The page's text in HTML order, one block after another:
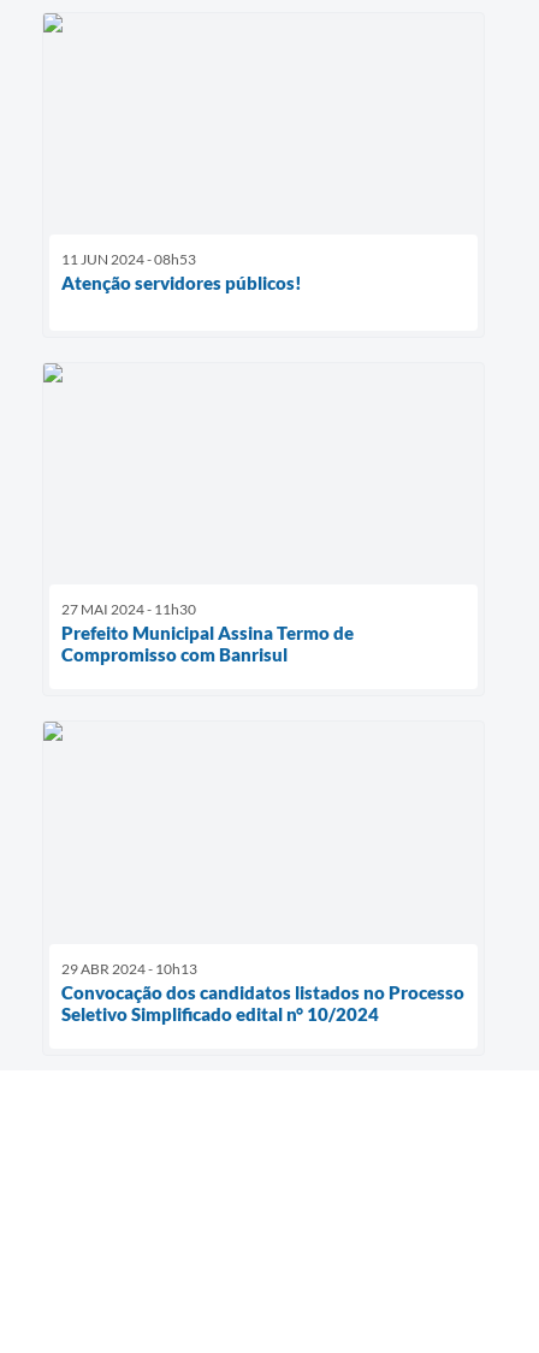
11 JUN 2024 - 08h53
Atenção servidores públicos!
27 MAI 2024 - 11h30
Prefeito Municipal Assina Termo de
Compromisso com Banrisul
29 ABR 2024 - 10h13
Convocação dos candidatos listados no Processo
Seletivo Simplificado edital n° 10/2024